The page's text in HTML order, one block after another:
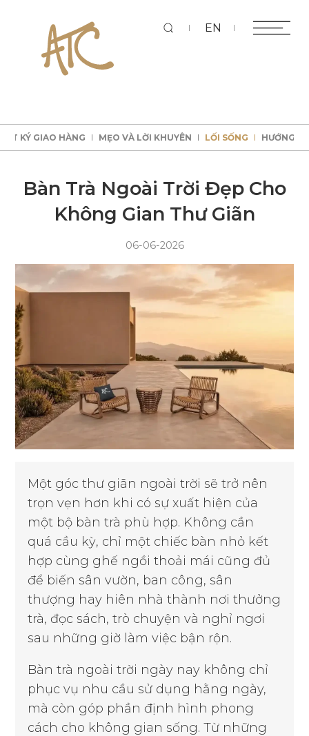
EN
KÝ GIAO HÀNG MẸO VÀ LỜI KHUYÊN
KÝ GIAO HÀNG MẸO VÀ LỜI KHUYÊN LỐI SỐNG HƯỚNG
Bàn Trà Ngoài Trời Đẹp Cho
Không Gian Thư Giãn
06-06-2026
Một góc thư giãn ngoài trời sẽ trở nên
trọn vẹn hơn khi có sự xuất hiện của
một bộ bàn trà phù hợp. Không cần
quá cầu kỳ, chỉ một chiếc bàn nhỏ kết
hợp cùng ghế ngồi thoải mái cũng đủ
để biến sân vườn, ban công, sân
thượng hay hiên nhà thành nơi thưởng
trà, đọc sách, trò chuyện và nghỉ ngơi
sau những giờ làm việc bận rộn.
Bàn trà ngoài trời ngày nay không chỉ
phục vụ nhu cầu sử dụng hằng ngày,
mà còn góp phần định hình phong
cách cho không gian sống. Từ những
Tìm